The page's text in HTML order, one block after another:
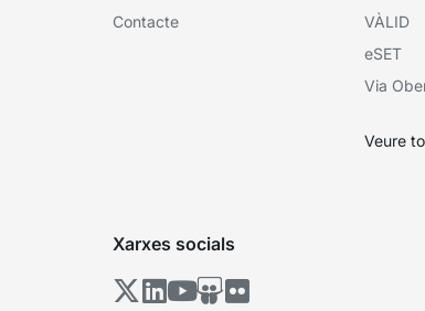
Contacte
VÀLID
eSET
Via
Veure
Xarxes socials